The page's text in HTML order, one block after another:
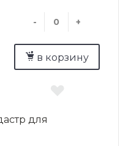
- +
в корзину
для